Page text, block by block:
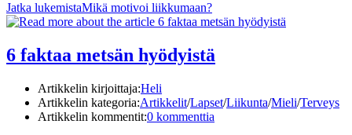
Jatka lukemistaMikä motivoi liikkumaan?
6 faktaa metsän hyödyistä
Artikkelin kirjoittaja:Heli
Artikkelin kategoria:Artikkelit/Lapset/Liikunta/Mieli/Terveys
Artikkelin kommentit:0 kommenttia